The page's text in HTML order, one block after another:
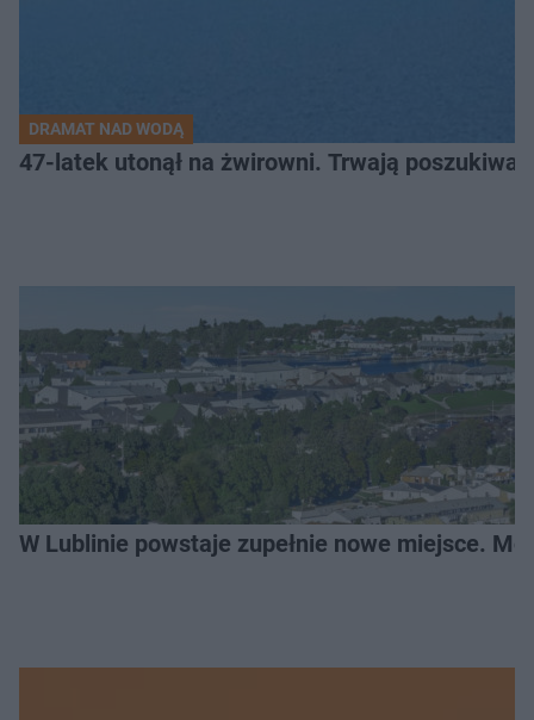
DRAMAT NAD WODĄ
47-latek utonął na żwirowni. Trwają
W Lublinie powstaje zupełnie nowe miejsce.